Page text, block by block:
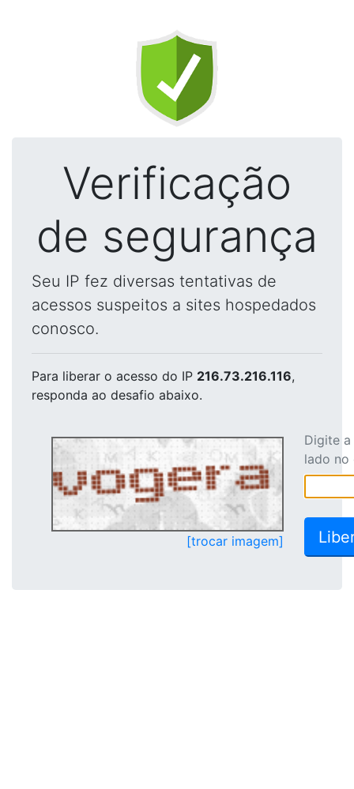
Verificação
de segurança
Seu IP fez diversas tentativas de
acessos suspeitos a sites hospedados
conosco.
Para liberar o acesso do IP 216.73.216.116,
responda ao desafio abaixo.
[trocar imagem]
Digite
lado no